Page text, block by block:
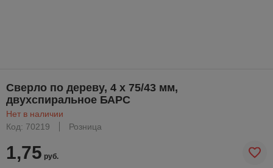
Сверло по дереву, 4 х 75/43 мм,
двухспиральное БАРС
Нет в наличии
Код: 70219
Розница
1,75 руб.